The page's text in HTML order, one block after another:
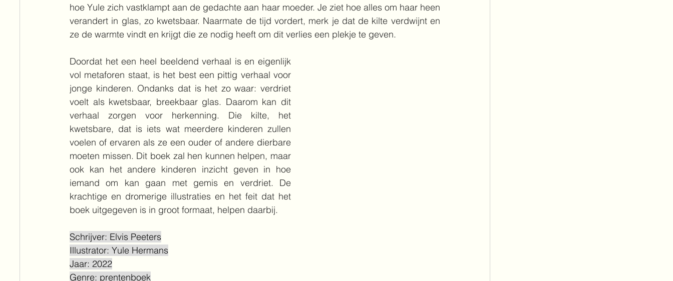
hoe Yule zich vastklampt aan de gedachte aan haar moeder. Je ziet hoe alles om haar heen
verandert in glas, zo kwetsbaar. Naarmate de tijd vordert, merk je dat de kilte verdwijnt en
ze de warmte vindt en krijgt die ze nodig heeft om dit verlies een plekje te geven.
Doordat het een heel beeldend verhaal is en eigenlijk
vol metaforen staat, is het best een pittig verhaal voor
jonge kinderen. Ondanks dat is het zo waar: verdriet
voelt als kwetsbaar, breekbaar glas. Daarom kan dit
verhaal zorgen voor herkenning. Die kilte, het
kwetsbare, dat is iets wat meerdere kinderen zullen
voelen of ervaren als ze een ouder of andere dierbare
moeten missen. Dit boek zal hen kunnen helpen, maar
ook kan het andere kinderen inzicht geven in hoe
iemand om kan gaan met gemis en verdriet. De
krachtige en dromerige illustraties en het feit dat het
boek uitgegeven is in groot formaat, helpen daarbij.
Schrijver: Elvis Peeters
Illustrator: Yule Hermans
Jaar: 2022
Genre: prentenboek